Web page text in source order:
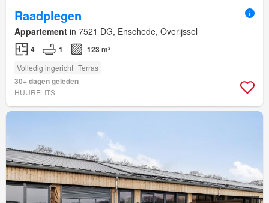
Raadplegen
Appartement in 7521 DG, Enschede, Overijssel
4 1 123 m²
Volledig ingericht Terras
30+ dagen geleden
HUURFLITS